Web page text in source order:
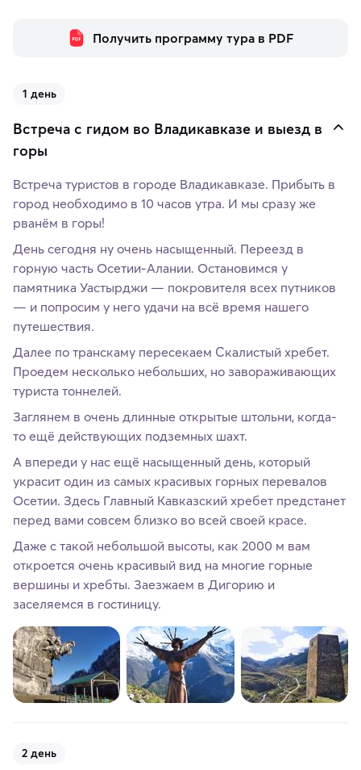
Получить программу тура в PDF
1 день
Встреча с гидом во Владикавказе и выезд в
горы
Встреча туристов в городе Владикавказе. Прибыть в
город необходимо в 10 часов утра. И мы сразу же
рванём в горы!
День сегодня ну очень насыщенный. Переезд в
горную часть Осетии-Алании. Остановимся у
памятника Уастырджи — покровителя всех путников
— и попросим у него удачи на всё время нашего
путешествия.
Далее по транскаму пересекаем Скалистый хребет.
Проедем несколько небольших, но завораживающих
туриста тоннелей.
Заглянем в очень длинные открытые штольни, когда-
то ещё действующих подземных шахт.
А впереди у нас ещё насыщенный день, который
украсит один из самых красивых горных перевалов
Осетии. Здесь Главный Кавказский хребет предстанет
перед вами совсем близко во всей своей красе.
Даже с такой небольшой высоты, как 2000 м вам
откроется очень красивый вид на многие горные
вершины и хребты. Заезжаем в Дигорию и
заселяемся в гостиницу.
2 день